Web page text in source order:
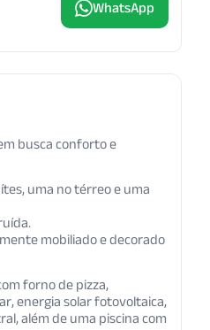
WhatsApp
busca conforto e
uma no térreo e uma
mobiliado e decorado
forno de pizza,
energia solar fotovoltaica,
além de uma piscina com